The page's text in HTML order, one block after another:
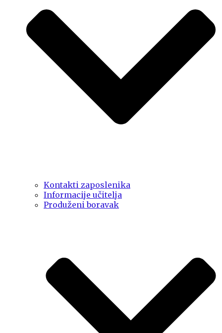
Kontakti zaposlenika
Informacije učitelja
Produženi boravak